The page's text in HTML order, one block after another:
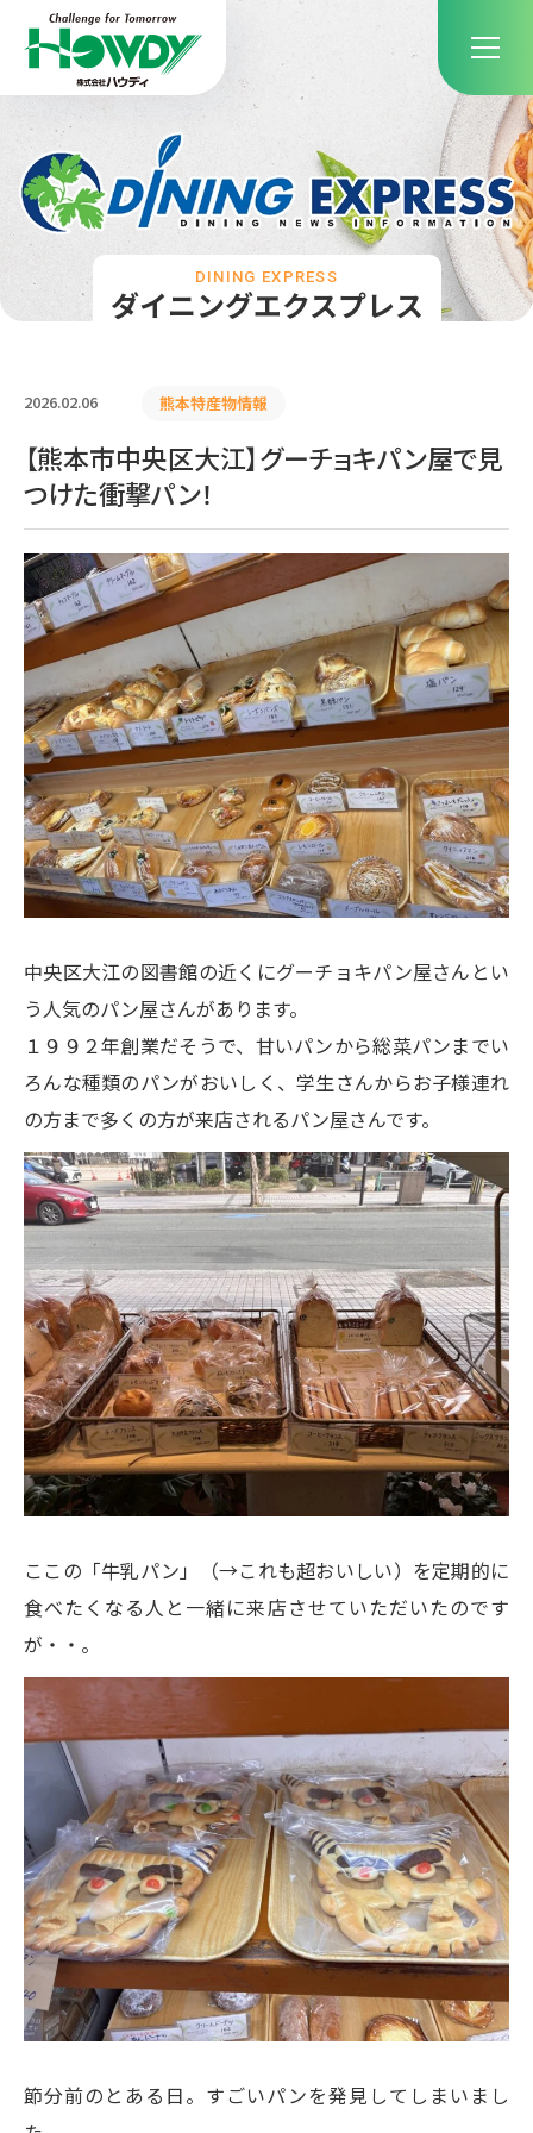
ダイニングエクスプレス
DINING EXPRESS
2026.02.06 熊本特産物情報
【熊本市中央区大江】グーチョキパン屋で見
つけた衝撃パン！
中央区大江の図書館の近くにグーチョキパン屋さんとい
う人気のパン屋さんがあります。
１９９２年創業だそうで、甘いパンから総菜パンまでい
ろんな種類のパンがおいしく、学生さんからお子様連れ
の方まで多くの方が来店されるパン屋さんです。
ここの「牛乳パン」（→これも超おいしい）を定期的に
食べたくなる人と一緒に来店させていただいたのです
が・・。
節分前のとある日。すごいパンを発見してしまいまし